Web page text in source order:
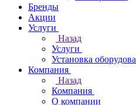
Бренды
Акции
Услуги
Назад
Услуги
Установка
Компания
Назад
Компания
О компании